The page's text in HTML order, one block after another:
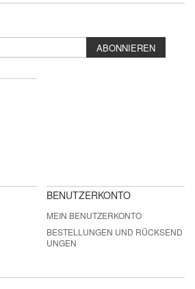
ABONNIEREN
BENUTZERKONTO
MEIN BENUTZERKONTO
BESTELLUNGEN UND RÜCKSEND
UNGEN